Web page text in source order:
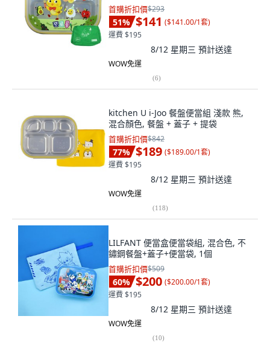
首購折扣價$293
51% $141 ($141.00/1套)
運費 $195
8/12 星期三 預計送達
WOW免運
(6)
kitchen U i-Joo 餐盤便當組 淺款 熊,
混合顏色, 餐盤 + 蓋子 + 提袋
首購折扣價$842
77% $189 ($189.00/1套)
運費 $195
8/12 星期三 預計送達
WOW免運
(118)
LILFANT 便當盒便當袋組, 混合色, 不
鏽鋼餐盤+蓋子+便當袋, 1個
首購折扣價$509
60% $200 ($200.00/1套)
運費 $195
8/12 星期三 預計送達
WOW免運
(10)